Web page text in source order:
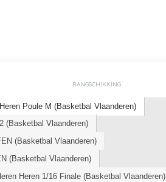
RANGSCHIKKING
Poule M (Basketbal Vlaanderen)
(Basketbal Vlaanderen)
(Basketbal Vlaanderen)
(Basketbal Vlaanderen)
Heren 1/16 Finale (Basketbal Vlaanderen)